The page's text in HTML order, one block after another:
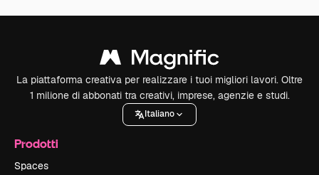
La piattaforma creativa per realizzare i tuoi migliori lavori. Oltre
1 milione di abbonati tra creativi, imprese, agenzie e studi.
Italiano
Prodotti
Spaces